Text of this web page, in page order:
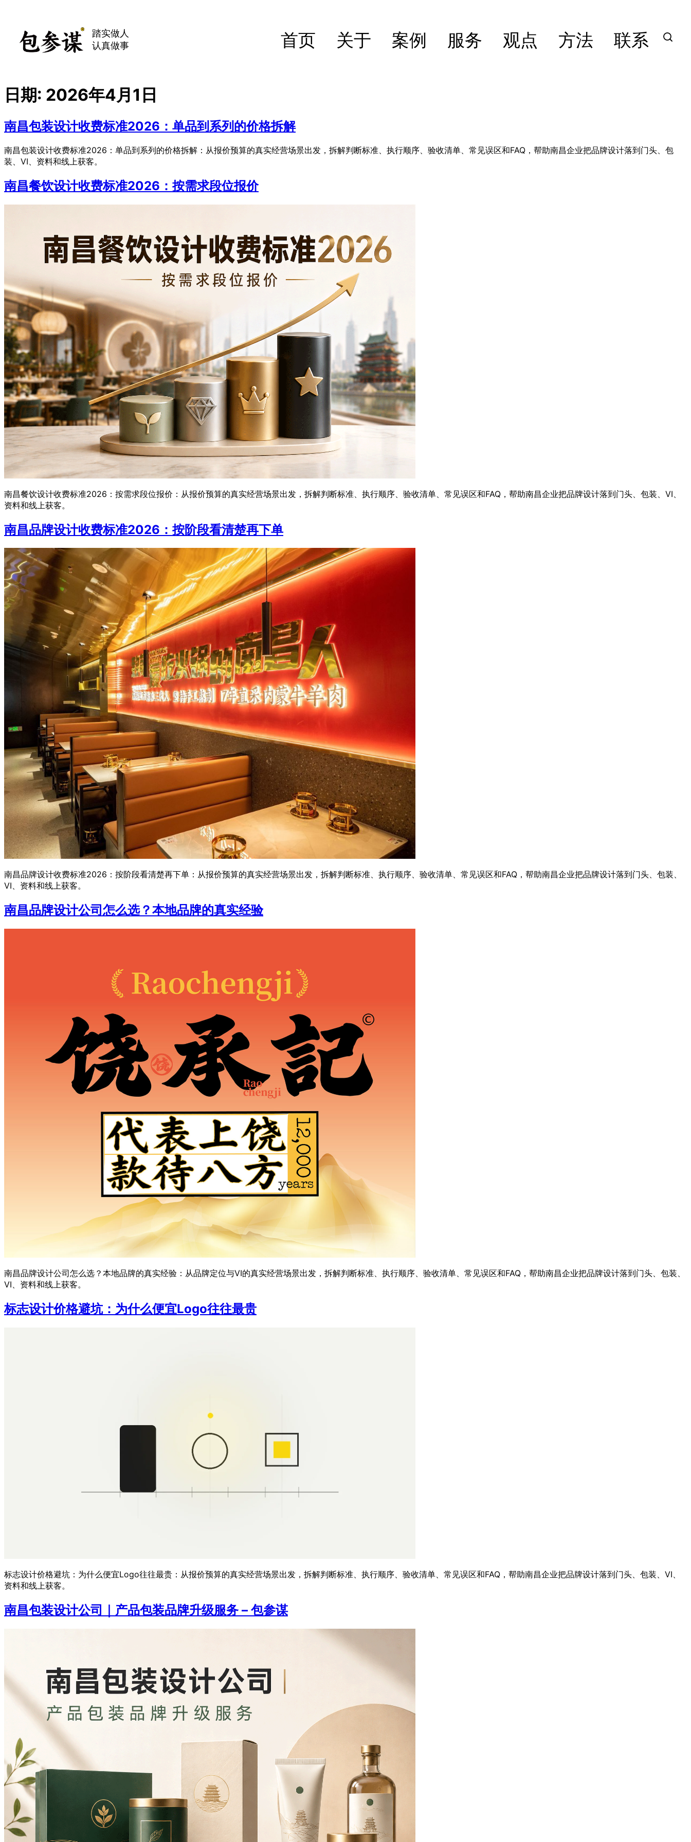
踏实做人
认真做事
首页 关于 案例 服务 观点 方法 联系
日期: 2026年4月1日
南昌包装设计收费标准2026：单品到系列的价格拆解
南昌包装设计收费标准2026：单品到系列的价格拆解：从报价预算的真实经营场景出发，拆解判断标准、执行顺序、验收清单、常见误区和FAQ，帮助南昌企业把品牌设计落到门头、包
装、VI、资料和线上获客。
南昌餐饮设计收费标准2026：按需求段位报价
南昌餐饮设计收费标准2026：按需求段位报价：从报价预算的真实经营场景出发，拆解判断标准、执行顺序、验收清单、常见误区和FAQ，帮助南昌企业把品牌设计落到门头、包装、VI、
资料和线上获客。
南昌品牌设计收费标准2026：按阶段看清楚再下单
南昌品牌设计收费标准2026：按阶段看清楚再下单：从报价预算的真实经营场景出发，拆解判断标准、执行顺序、验收清单、常见误区和FAQ，帮助南昌企业把品牌设计落到门头、包装、
VI、资料和线上获客。
南昌品牌设计公司怎么选？本地品牌的真实经验
南昌品牌设计公司怎么选？本地品牌的真实经验：从品牌定位与VI的真实经营场景出发，拆解判断标准、执行顺序、验收清单、常见误区和FAQ，帮助南昌企业把品牌设计落到门头、包装、
VI、资料和线上获客。
标志设计价格避坑：为什么便宜Logo往往最贵
标志设计价格避坑：为什么便宜Logo往往最贵：从报价预算的真实经营场景出发，拆解判断标准、执行顺序、验收清单、常见误区和FAQ，帮助南昌企业把品牌设计落到门头、包装、VI、
资料和线上获客。
南昌包装设计公司｜产品包装品牌升级服务 – 包参谋